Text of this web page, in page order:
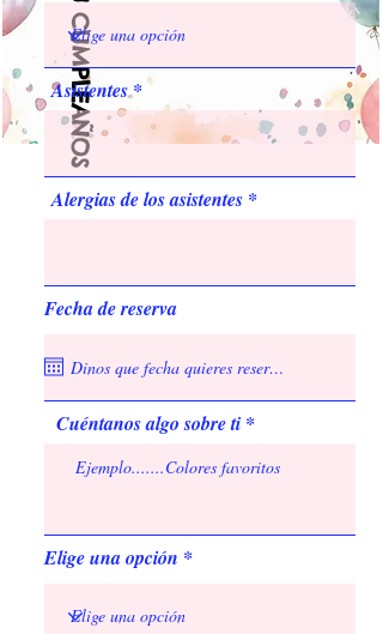
Asistentes
Alergias de los asistentes
Fecha de reserva
Cuéntanos algo sobre ti
Elige una opción